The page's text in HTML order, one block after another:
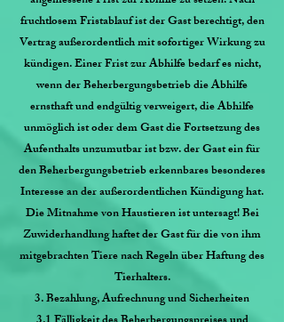
fruchtlosem Fristablauf ist der Gast berechtigt, den
Vertrag außerordentlich mit sofortiger Wirkung zu
kündigen. Einer Frist zur Abhilfe bedarf es nicht,
wenn der Beherbergungsbetrieb die Abhilfe
ernsthaft und endgültig verweigert, die Abhilfe
unmöglich ist oder dem Gast die Fortsetzung des
Aufenthalts unzumutbar ist bzw. der Gast ein für
den Beherbergungsbetrieb erkennbares besonderes
Interesse an der außerordentlichen Kündigung hat.
Die Mitnahme von Haustieren ist untersagt! Bei
Zuwiderhandlung haftet der Gast für die von ihm
mitgebrachten Tiere nach Regeln über Haftung des
Tierhalters.
3. Bezahlung, Aufrechnung und Sicherheiten